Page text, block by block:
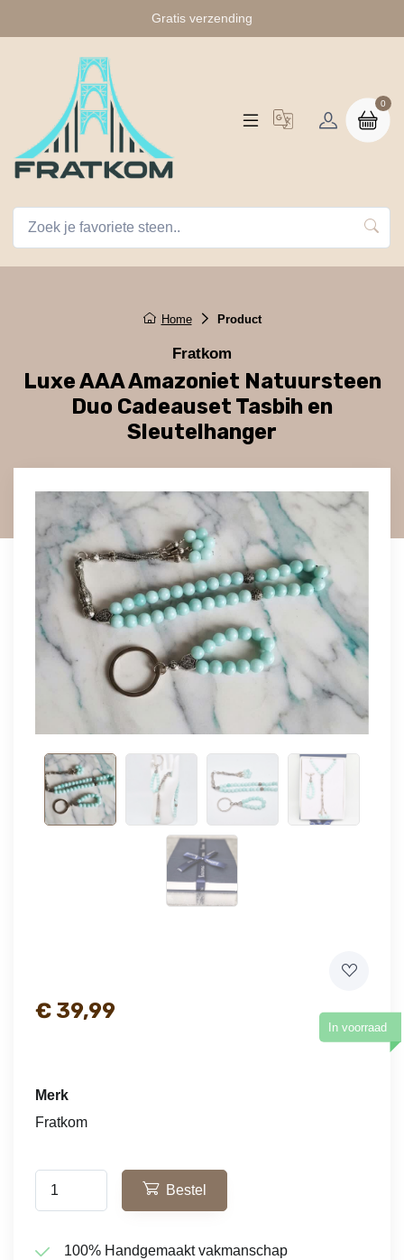
Gratis verzending
0
Home Product
Fratkom
Luxe AAA Amazoniet Natuursteen
Duo Cadeauset Tasbih en
Sleutelhanger
€ 39,99
In voorraad
Merk
Fratkom
Bestel
100% Handgemaakt vakmanschap